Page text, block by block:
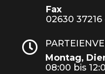
Fax
02630 37216

Montag,
08:00 bis